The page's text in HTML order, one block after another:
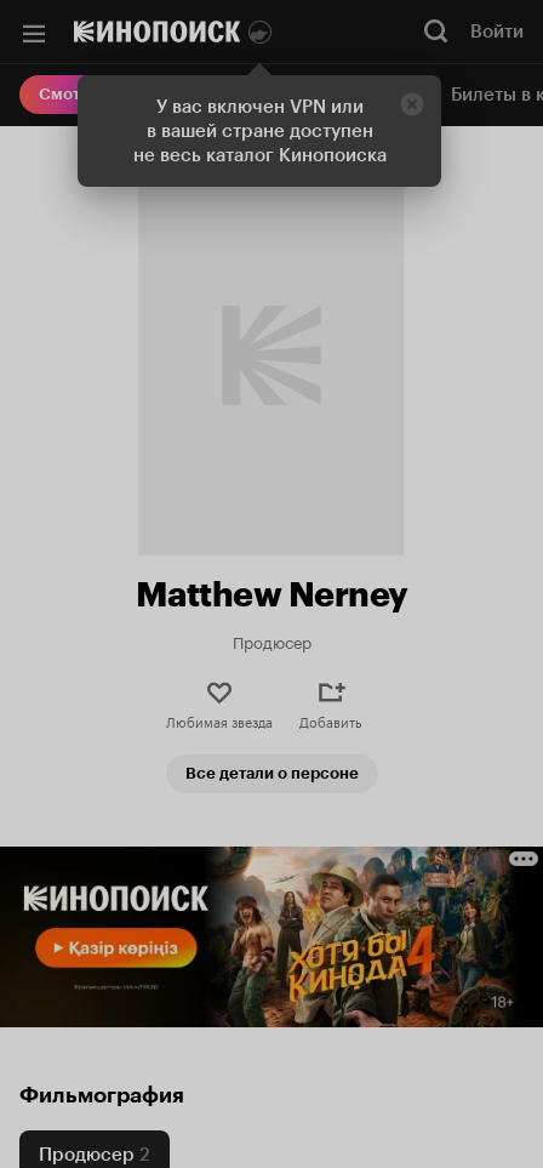
У вас включен VPN или
в вашей стране доступен
не весь каталог Кинопоиска
Войти
Смотреть кино Онлайн-кинотеатр Билеты в
Matthew Nerney
Продюсер
Любимая звезда Добавить
Все детали о персоне
Фильмография
Продюсер 2